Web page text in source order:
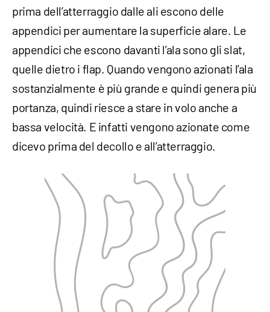
prima dell’atterraggio dalle ali escono delle
appendici per aumentare la superficie alare. Le
appendici che escono davanti l’ala sono gli slat,
quelle dietro i flap. Quando vengono azionati l’ala
sostanzialmente è più grande e quindi genera più
portanza, quindi riesce a stare in volo anche a
bassa velocità. E infatti vengono azionate come
dicevo prima del decollo e all’atterraggio.